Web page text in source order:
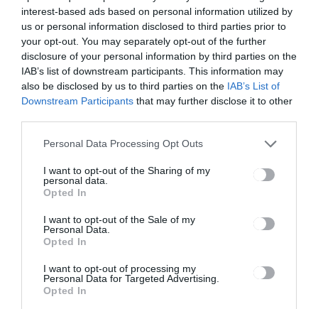
interest-based ads based on personal information utilized by
us or personal information disclosed to third parties prior to
your opt-out. You may separately opt-out of the further
disclosure of your personal information by third parties on the
IAB’s list of downstream participants. This information may
also be disclosed by us to third parties on the IAB’s List of
Downstream Participants that may further disclose it to other
Personal Data Processing Opt Outs
I want to opt-out of the Sharing of my
personal data.
Opted In
I want to opt-out of the Sale of my
Personal Data.
Opted In
I want to opt-out of processing my
Personal Data for Targeted Advertising.
Opted In
Ez is érdekelheti
HÍRLISTA
GYERGYÓSZÉK
Megváltozott a
gyergyószentmiklósi